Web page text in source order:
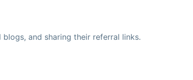
and sharing their referral links.